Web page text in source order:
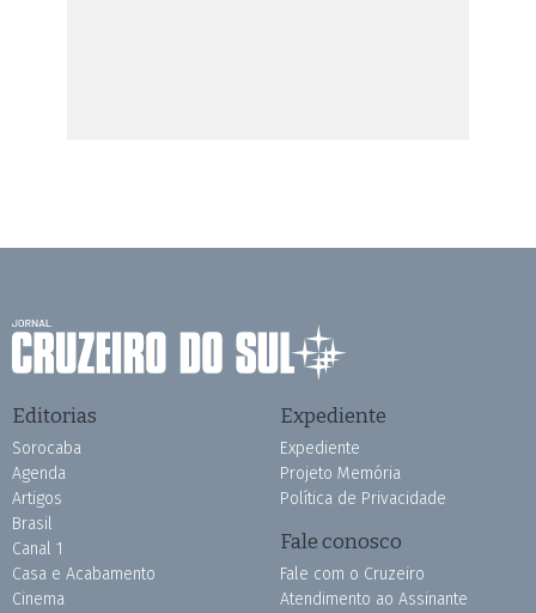
Editorias
Sorocaba
Agenda
Artigos
Brasil
Canal 1
Casa e Acabamento
Cinema
Expediente
Expediente
Projeto Memória
Política de Privacidade
Fale conosco
Fale com o Cruzeiro
Atendimento ao Assinante